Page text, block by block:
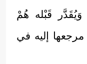
قَبْله هُمْ
إليه في